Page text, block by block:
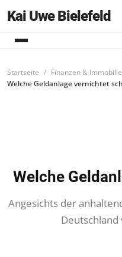
Kai Uwe Bielefeld
Startseite
Finanzen &
Welche Geldanlage vernichtet
Welche
Angesichts der